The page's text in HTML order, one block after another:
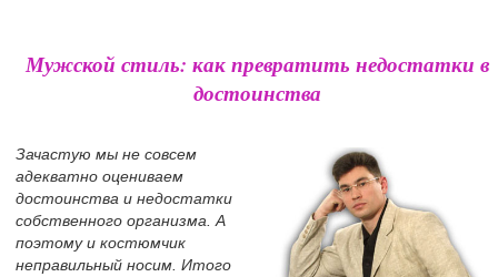
Мужской стиль: как превратить недостатки в
достоинства
Зачастую мы не совсем
адекватно оцениваем
достоинства и недостатки
собственного организма. А
поэтому и костюмчик
неправильный носим. Итого